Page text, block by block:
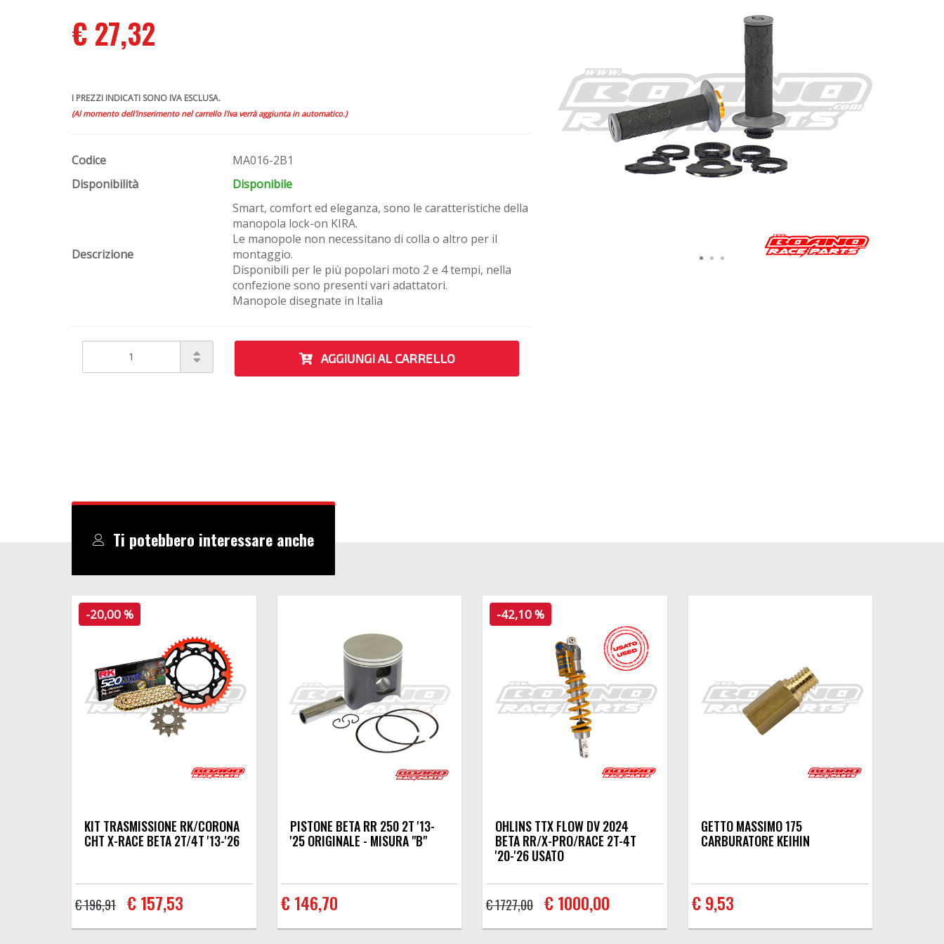
€ 27,32
I PREZZI INDICATI SONO IVA ESCLUSA.
(Al momento dell'inserimento nel carrello l'iva verrà aggiunta in automatico.)
Codice
MA016-2B1
Disponibilità
Disponibile
Descrizione
Smart, comfort ed eleganza, sono le caratteristiche della
manopola lock-on KIRA.
Le manopole non necessitano di colla o altro per il
montaggio.
Disponibili per le più popolari moto 2 e 4 tempi, nella
confezione sono presenti vari adattatori.
Manopole disegnate in Italia
AGGIUNGI AL CARRELLO
Ti potebbero interessare anche
-20,00 %
KIT TRASMISSIONE RK/CORONA
CHT X-RACE BETA 2T/4T '13-'26
€ 196,91 € 157,53
PISTONE BETA RR 250 2T '13-
'25 ORIGINALE - MISURA "B"
€ 146,70
-42,10 %
OHLINS TTX FLOW DV 2024
BETA RR/X-PRO/RACE 2T-4T
'20-'26 USATO
€ 1727,00 € 1000,00
GETTO MASSIMO 175
CARBURATORE KEIHIN
€ 9,53